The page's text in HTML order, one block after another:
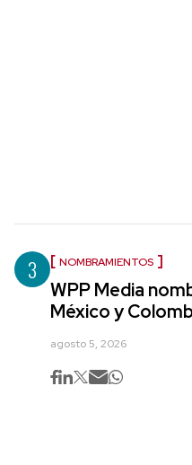
3 NOMBRAMIENTOS
WPP Media
México y
agosto 5, 2026